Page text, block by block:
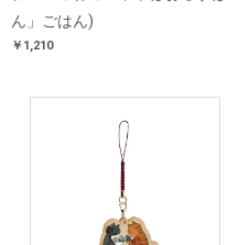
ん」ごはん)
￥1,210